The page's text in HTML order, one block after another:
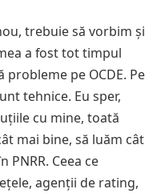
trebuie să vorbim și
a fost tot timpul
pe OCDE. Pe
tehnice. Eu sper,
cu mine, toată
mai bine, să luăm cât
Ceea ce
agenții de rating,